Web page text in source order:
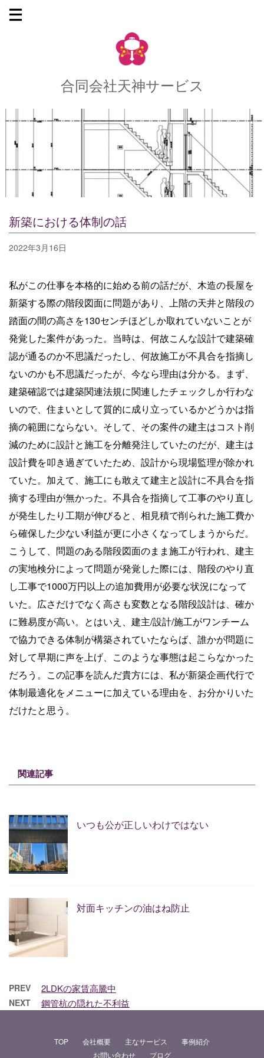
合同会社天神サービス
新築における体制の話
2022年3月16日
私がこの仕事を本格的に始める前の話だが、木造の長屋を
新築する際の階段図面に問題があり、上階の天井と階段の
踏面の間の高さを130センチほどしか取れていないことが
発覚した案件があった。当時は、何故こんな設計で建築確
認が通るのか不思議だったし、何故施工が不具合を指摘し
ないのかも不思議だったが、今なら理由は分かる。まず、
建築確認では建築関連法規に関連したチェックしか行わな
いので、住まいとして質的に成り立っているかどうかは指
摘の範囲にならない。そして、その案件の建主はコスト削
減のために設計と施工を分離発注していたのだが、建主は
設計費を叩き過ぎていたため、設計から現場監理が除かれ
ていた。加えて、施工にも敢えて建主と設計に不具合を指
摘する理由が無かった。不具合を指摘して工事のやり直し
が発生したり工期が伸びると、相見積で削られた施工費か
ら確保した少ない利益が更に小さくなってしまうからだ。
こうして、問題のある階段図面のまま施工が行われ、建主
の実地検分によって問題が発覚した際には、階段のやり直
し工事で1000万円以上の追加費用が必要な状況になって
いた。広さだけでなく高さも変数となる階段設計は、確か
に難易度が高い。とはいえ、建主/設計/施工がワンチーム
で協力できる体制が構築されていたならば、誰かが問題に
対して早期に声を上げ、このような事態は起こらなかった
だろう。この記事を読んだ貴方には、私が新築企画代行で
体制最適化をメニューに加えている理由を、お分かりいた
だけたと思う。
関連記事
いつも公が正しいわけではない
対面キッチンの油はね防止
PREV 2LDKの家賃高騰中
NEXT 鋼管杭の隠れた不利益
TOP 会社概要 主なサービス
事例紹介
お問い合わせ
ブログ